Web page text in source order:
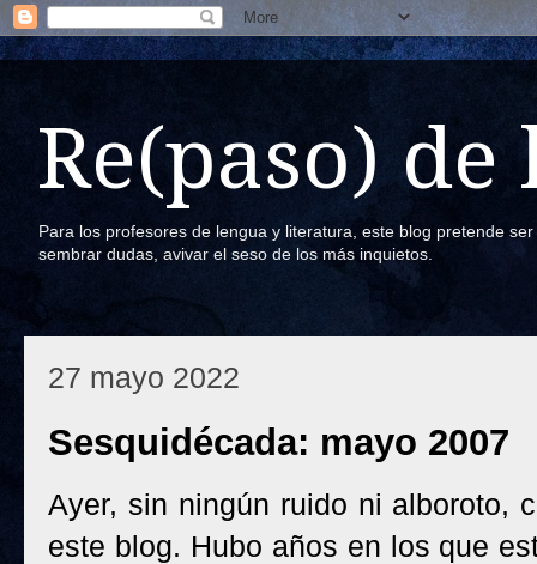
Re(paso) de
Para los profesores de lengua y literatura, este blog pretende
sembrar dudas, avivar el seso de los más inquietos.
27 mayo 2022
Sesquidécada: mayo 2007
Ayer, sin ningún ruido ni alboroto,
este blog. Hubo años en los que